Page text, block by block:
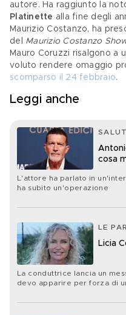
autore. Ha raggiunto la
Platinette alla fine degli
Maurizio Costanzo, ha
del Maurizio Costanzo
Mauro Coruzzi risalgono a
voluto rendere omaggio
scomparso il 24 febbraio.
Leggi anche
cosa
L'attore ha parlato in
ha subito un'operazione
LE
Licia
La conduttrice lancia un
devo apparire per forza di